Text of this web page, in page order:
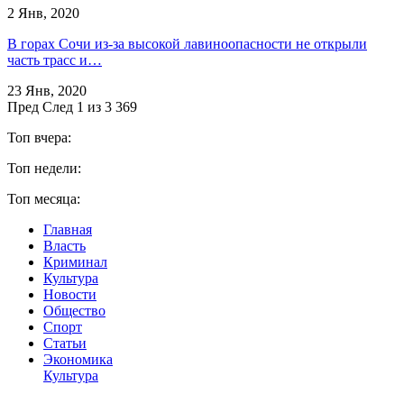
2 Янв, 2020
В горах Сочи из-за высокой лавиноопасности не открыли
часть трасс и…
23 Янв, 2020
Пред След 1 из 3 369
Топ вчера:
Топ недели:
Топ месяца:
Главная
Власть
Криминал
Культура
Новости
Общество
Спорт
Статьи
Экономика
Культура